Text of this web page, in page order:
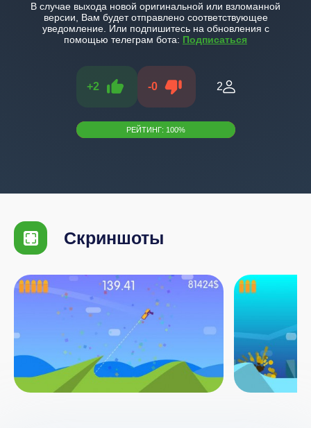
В случае выхода новой оригинальной или взломанной
версии, Вам будет отправлено соответствующее
уведомление. Или подпишитесь на обновления с
помощью телеграм бота: Подписаться
+2 -0 2
РЕЙТИНГ: 100%
Скриншоты